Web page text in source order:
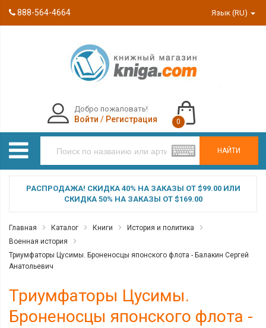
888-564-4664 Язык (RU)
НАЙТИ
Добро пожаловать!
Войти / Регистрация 0
РАСПРОДАЖА! СКИДКА 40% НА ЗАКАЗЫ ОТ $99.00 ИЛИ
СКИДКА 50% НА ЗАКАЗЫ ОТ $169.00
Главная Каталог Книги
История и политика
Военная история
Триумфаторы Цусимы. Броненосцы японского флота - Балакин Сергей
Анатольевич
Триумфаторы Цусимы.
Броненосцы японского флота -